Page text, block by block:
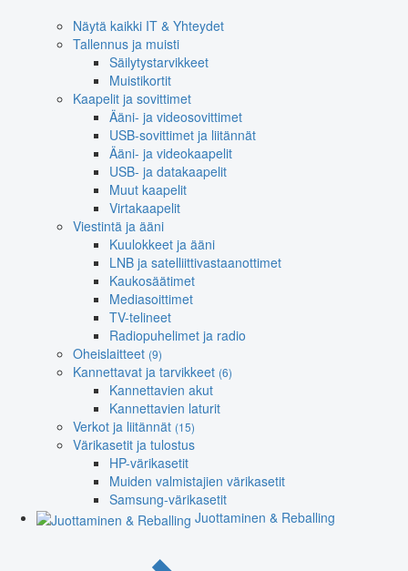
Näytä kaikki IT & Yhteydet
Tallennus ja muisti
Säilytystarvikkeet
Muistikortit
Kaapelit ja sovittimet
Ääni- ja videosovittimet
USB-sovittimet ja liitännät
Ääni- ja videokaapelit
USB- ja datakaapelit
Muut kaapelit
Virtakaapelit
Viestintä ja ääni
Kuulokkeet ja ääni
LNB ja satelliittivastaanottimet
Kaukosäätimet
Mediasoittimet
TV-telineet
Radiopuhelimet ja radio
Oheislaitteet (9)
Kannettavat ja tarvikkeet (6)
Kannettavien akut
Kannettavien laturit
Verkot ja liitännät (15)
Värikasetit ja tulostus
HP-värikasetit
Muiden valmistajien värikasetit
Samsung-värikasetit
Juottaminen & Reballing